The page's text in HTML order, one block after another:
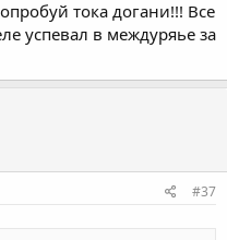
тока догани!!! Все
успевал в междуряье за
#37